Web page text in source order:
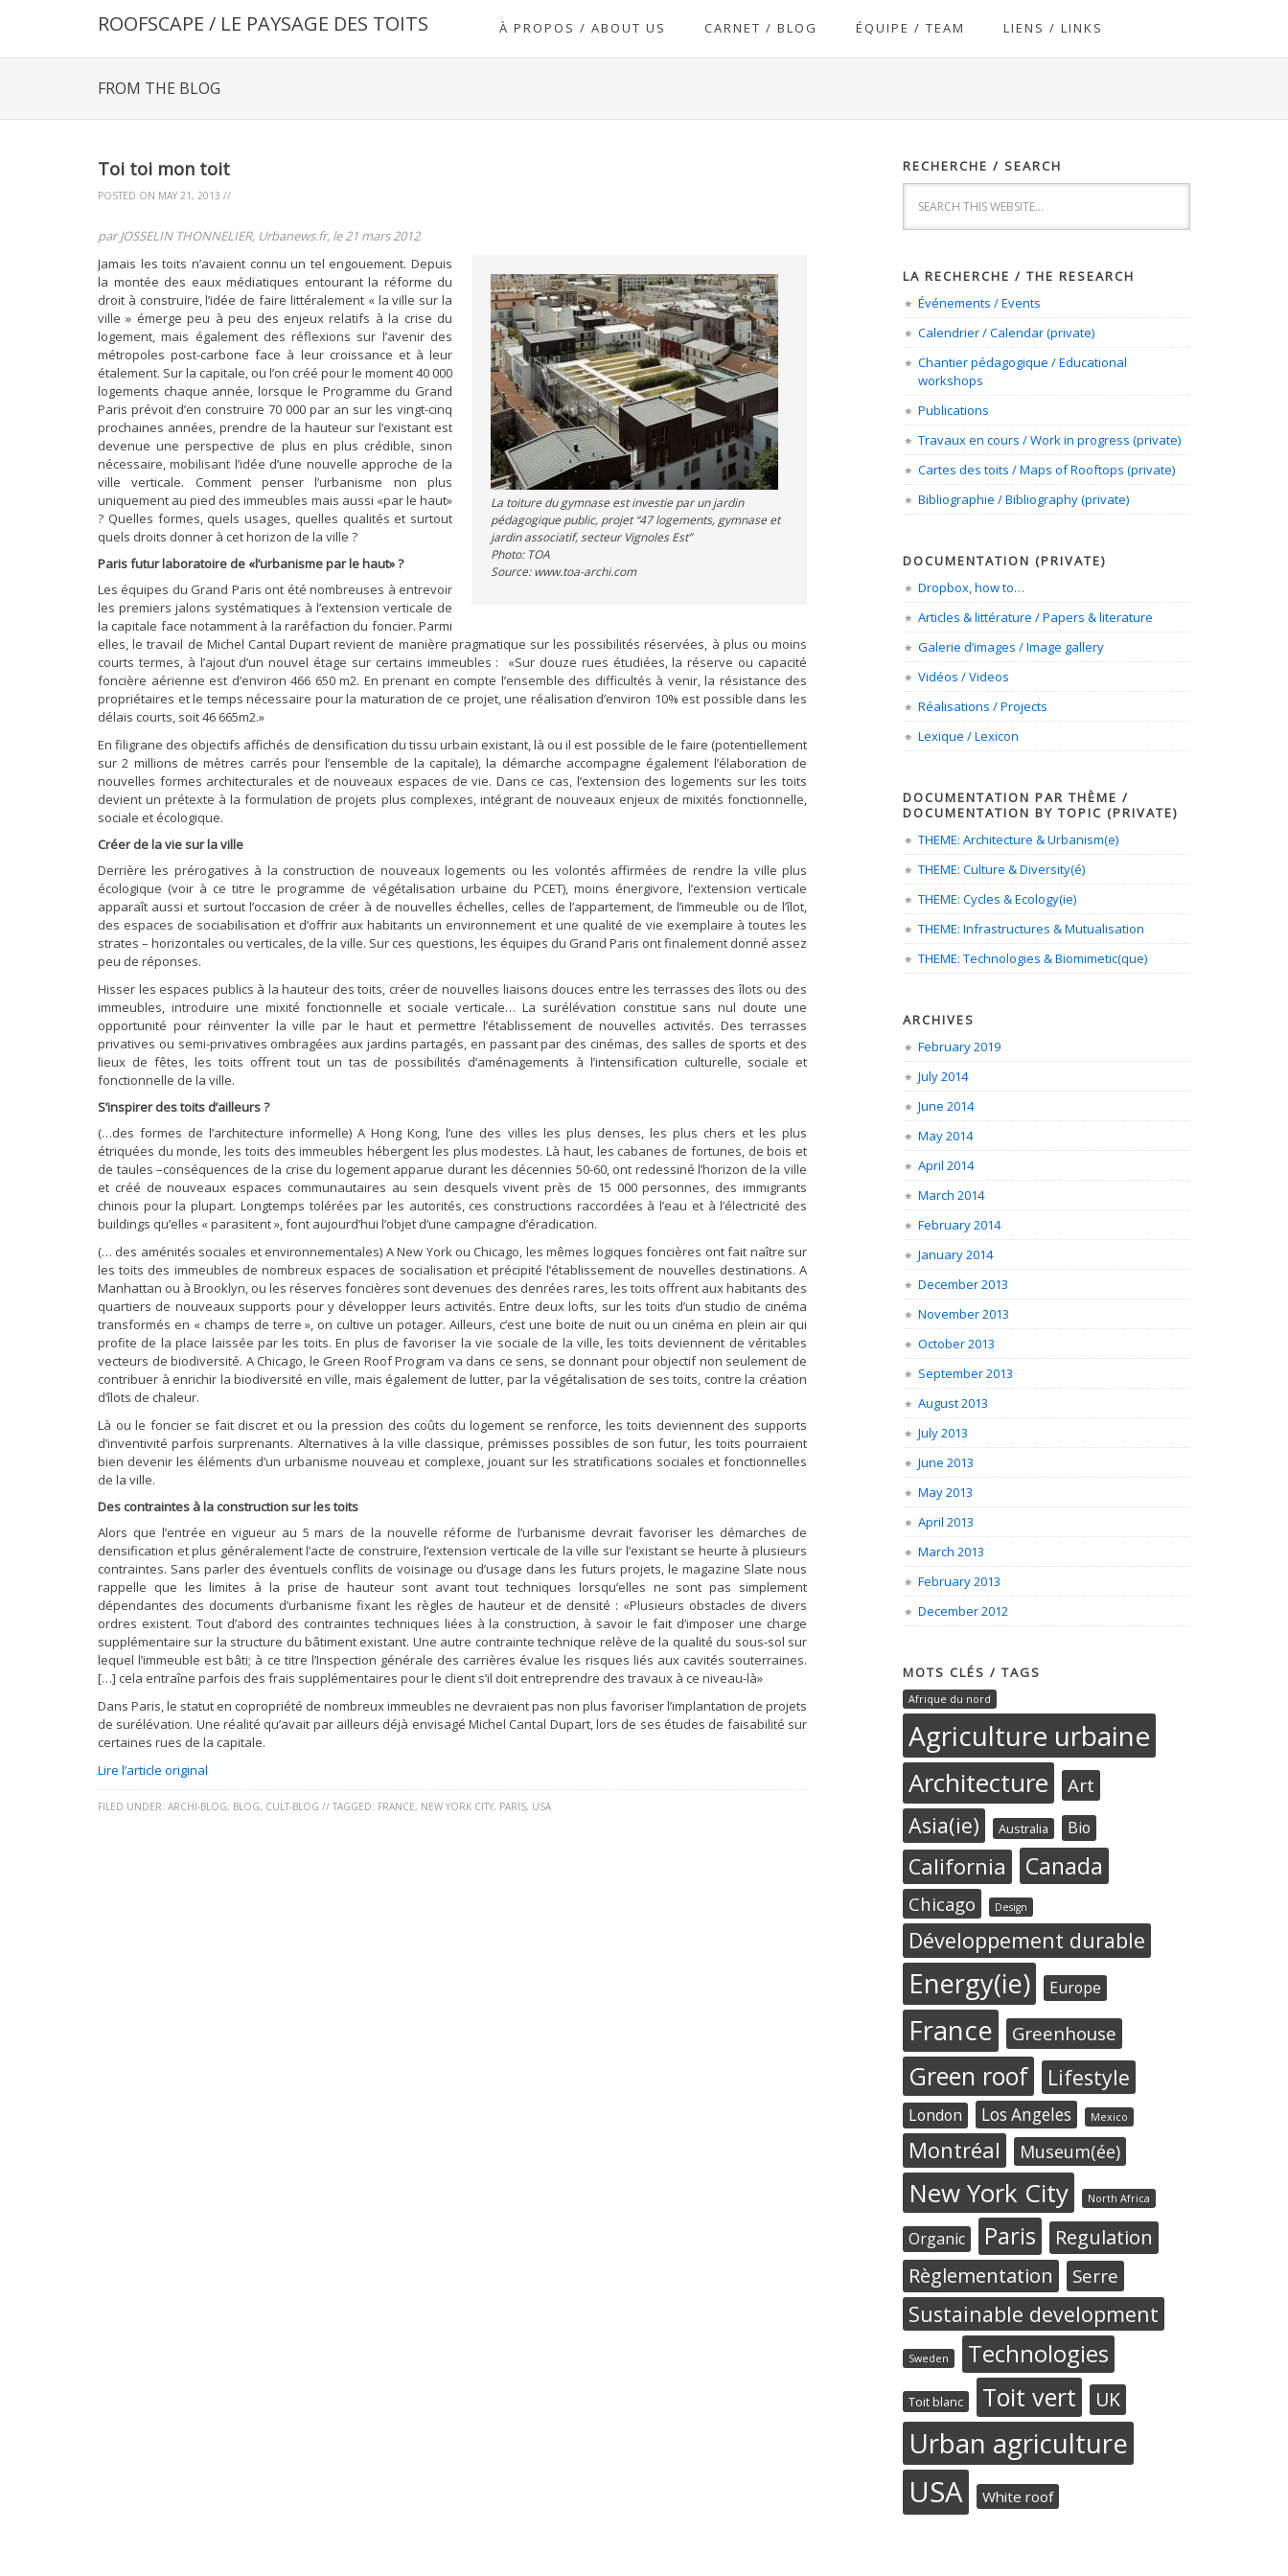
ROOFSCAPE / LE PAYSAGE DES TOITS À PROPOS / ABOUT US CARNET / BLOG ÉQUIPE / TEAM LIENS / LINKS
FROM THE BLOG
Toi toi mon toit
POSTED ON MAY 21, 2013 //
par JOSSELIN THONNELIER, Urbanews.fr, le 21 mars 2012
La toiture du gymnase est investie par un jardin
pédagogique public, projet “47 logements, gymnase et
jardin associatif, secteur Vignoles Est”
Photo: TOA
Source: www.toa-archi.com
Jamais les toits n’avaient connu un tel engouement. Depuis
la montée des eaux médiatiques entourant la réforme du
droit à construire, l’idée de faire littéralement « la ville sur la
ville » émerge peu à peu des enjeux relatifs à la crise du
logement, mais également des réflexions sur l’avenir des
métropoles post-carbone face à leur croissance et à leur
étalement. Sur la capitale, ou l’on créé pour le moment 40 000
logements chaque année, lorsque le Programme du Grand
Paris prévoit d’en construire 70 000 par an sur les vingt-cinq
prochaines années, prendre de la hauteur sur l’existant est
devenue une perspective de plus en plus crédible, sinon
nécessaire, mobilisant l’idée d’une nouvelle approche de la
ville verticale. Comment penser l’urbanisme non plus
uniquement au pied des immeubles mais aussi «par le haut»
? Quelles formes, quels usages, quelles qualités et surtout
quels droits donner à cet horizon de la ville ?
Paris futur laboratoire de «l’urbanisme par le haut» ?
Les équipes du Grand Paris ont été nombreuses à entrevoir
les premiers jalons systématiques à l’extension verticale de
la capitale face notamment à la raréfaction du foncier. Parmi
elles, le travail de Michel Cantal Dupart revient de manière pragmatique sur les possibilités réservées, à plus ou moins
courts termes, à l’ajout d’un nouvel étage sur certains immeubles : «Sur douze rues étudiées, la réserve ou capacité
foncière aérienne est d’environ 466 650 m2. En prenant en compte l’ensemble des difficultés à venir, la résistance des
propriétaires et le temps nécessaire pour la maturation de ce projet, une réalisation d’environ 10% est possible dans les
délais courts, soit 46 665m2.»
En filigrane des objectifs affichés de densification du tissu urbain existant, là ou il est possible de le faire (potentiellement
sur 2 millions de mètres carrés pour l’ensemble de la capitale), la démarche accompagne également l’élaboration de
nouvelles formes architecturales et de nouveaux espaces de vie. Dans ce cas, l’extension des logements sur les toits
devient un prétexte à la formulation de projets plus complexes, intégrant de nouveaux enjeux de mixités fonctionnelle,
sociale et écologique.
Créer de la vie sur la ville
Derrière les prérogatives à la construction de nouveaux logements ou les volontés affirmées de rendre la ville plus
écologique (voir à ce titre le programme de végétalisation urbaine du PCET), moins énergivore, l’extension verticale
apparaît aussi et surtout l’occasion de créer à de nouvelles échelles, celles de l’appartement, de l’immeuble ou de l’îlot,
des espaces de sociabilisation et d’offrir aux habitants un environnement et une qualité de vie exemplaire à toutes les
strates – horizontales ou verticales, de la ville. Sur ces questions, les équipes du Grand Paris ont finalement donné assez
peu de réponses.
Hisser les espaces publics à la hauteur des toits, créer de nouvelles liaisons douces entre les terrasses des îlots ou des
immeubles, introduire une mixité fonctionnelle et sociale verticale… La surélévation constitue sans nul doute une
opportunité pour réinventer la ville par le haut et permettre l’établissement de nouvelles activités. Des terrasses
privatives ou semi-privatives ombragées aux jardins partagés, en passant par des cinémas, des salles de sports et des
lieux de fêtes, les toits offrent tout un tas de possibilités d’aménagements à l’intensification culturelle, sociale et
fonctionnelle de la ville.
S’inspirer des toits d’ailleurs ?
(…des formes de l’architecture informelle) A Hong Kong, l’une des villes les plus denses, les plus chers et les plus
étriquées du monde, les toits des immeubles hébergent les plus modestes. Là haut, les cabanes de fortunes, de bois et
de taules –conséquences de la crise du logement apparue durant les décennies 50-60, ont redessiné l’horizon de la ville
et créé de nouveaux espaces communautaires au sein desquels vivent près de 15 000 personnes, des immigrants
chinois pour la plupart. Longtemps tolérées par les autorités, ces constructions raccordées à l’eau et à l’électricité des
buildings qu’elles « parasitent », font aujourd’hui l’objet d’une campagne d’éradication.
(… des aménités sociales et environnementales) A New York ou Chicago, les mêmes logiques foncières ont fait naître sur
les toits des immeubles de nombreux espaces de socialisation et précipité l’établissement de nouvelles destinations. A
Manhattan ou à Brooklyn, ou les réserves foncières sont devenues des denrées rares, les toits offrent aux habitants des
quartiers de nouveaux supports pour y développer leurs activités. Entre deux lofts, sur les toits d’un studio de cinéma
transformés en « champs de terre », on cultive un potager. Ailleurs, c’est une boite de nuit ou un cinéma en plein air qui
profite de la place laissée par les toits. En plus de favoriser la vie sociale de la ville, les toits deviennent de véritables
vecteurs de biodiversité. A Chicago, le Green Roof Program va dans ce sens, se donnant pour objectif non seulement de
contribuer à enrichir la biodiversité en ville, mais également de lutter, par la végétalisation de ses toits, contre la création
d’îlots de chaleur.
Là ou le foncier se fait discret et ou la pression des coûts du logement se renforce, les toits deviennent des supports
d’inventivité parfois surprenants. Alternatives à la ville classique, prémisses possibles de son futur, les toits pourraient
bien devenir les éléments d’un urbanisme nouveau et complexe, jouant sur les stratifications sociales et fonctionnelles
de la ville.
Des contraintes à la construction sur les toits
Alors que l’entrée en vigueur au 5 mars de la nouvelle réforme de l’urbanisme devrait favoriser les démarches de
densification et plus généralement l’acte de construire, l’extension verticale de la ville sur l’existant se heurte à plusieurs
contraintes. Sans parler des éventuels conflits de voisinage ou d’usage dans les futurs projets, le magazine Slate nous
rappelle que les limites à la prise de hauteur sont avant tout techniques lorsqu’elles ne sont pas simplement
dépendantes des documents d’urbanisme fixant les règles de hauteur et de densité : «Plusieurs obstacles de divers
ordres existent. Tout d’abord des contraintes techniques liées à la construction, à savoir le fait d’imposer une charge
supplémentaire sur la structure du bâtiment existant. Une autre contrainte technique relève de la qualité du sous-sol sur
lequel l’immeuble est bâti; à ce titre l’Inspection générale des carrières évalue les risques liés aux cavités souterraines.
[…] cela entraîne parfois des frais supplémentaires pour le client s’il doit entreprendre des travaux à ce niveau-là»
Dans Paris, le statut en copropriété de nombreux immeubles ne devraient pas non plus favoriser l’implantation de projets
de surélévation. Une réalité qu’avait par ailleurs déjà envisagé Michel Cantal Dupart, lors de ses études de faisabilité sur
certaines rues de la capitale.
Lire l’article original
FILED UNDER: ARCHI-BLOG, BLOG, CULT-BLOG // TAGGED: FRANCE, NEW YORK CITY, PARIS, USA
RECHERCHE / SEARCH
LA RECHERCHE / THE RESEARCH
Événements / Events
Calendrier / Calendar (private)
Chantier pédagogique / Educational
workshops
Publications
Travaux en cours / Work in progress (private)
Cartes des toits / Maps of Rooftops (private)
Bibliographie / Bibliography (private)
DOCUMENTATION (PRIVATE)
Dropbox, how to…
Articles & littérature / Papers & literature
Galerie d’images / Image gallery
Vidéos / Videos
Réalisations / Projects
Lexique / Lexicon
DOCUMENTATION PAR THÈME /
DOCUMENTATION BY TOPIC (PRIVATE)
THEME: Architecture & Urbanism(e)
THEME: Culture & Diversity(é)
THEME: Cycles & Ecology(ie)
THEME: Infrastructures & Mutualisation
THEME: Technologies & Biomimetic(que)
ARCHIVES
February 2019
July 2014
June 2014
May 2014
April 2014
March 2014
February 2014
January 2014
December 2013
November 2013
October 2013
September 2013
August 2013
July 2013
June 2013
May 2013
April 2013
March 2013
February 2013
December 2012
MOTS CLÉS / TAGS
Afrique du nord
Agriculture urbaine
Architecture Art
Asia(ie) Australia Bio
California Canada
Chicago Design
Développement durable
Energy(ie) Europe
France Greenhouse
Green roof Lifestyle
London Los Angeles Mexico
Montréal Museum(ée)
New York City North Africa
Organic Paris
Regulation
Règlementation
Serre
Sustainable development
Sweden Technologies
Toit blanc Toit vert UK
Urban agriculture
USA White roof